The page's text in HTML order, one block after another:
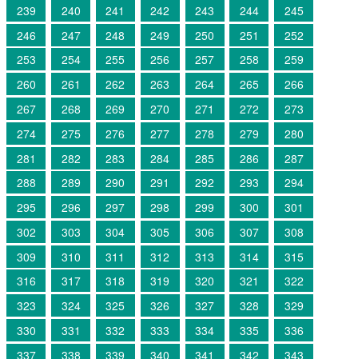
239
240 241 242 243 244
245
246
247 248 249 250 251
252
253
254 255 256 257 258
259
260
261 262 263 264 265
266
267
268 269 270 271 272
273
274
275 276 277 278 279
280
281
282 283 284 285 286
287
288
289 290 291 292 293
294
295
296 297 298 299 300
301
302
303 304 305 306 307
308
309
310 311 312 313 314
315
316
317 318 319 320 321
322
323
324 325 326 327 328
329
330
331 332 333 334 335
336
337
338 339 340 341 342 343